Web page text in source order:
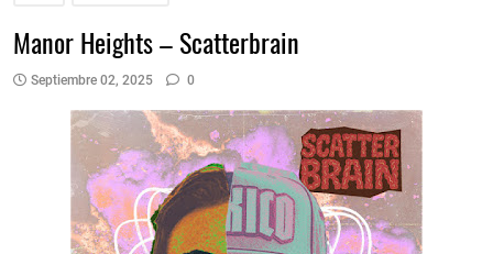
Manor Heights – Scatterbrain
Septiembre 02, 2025 0